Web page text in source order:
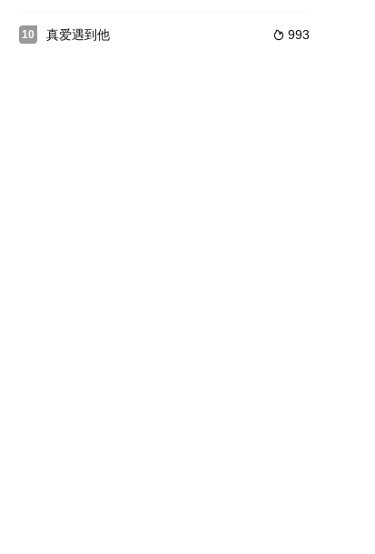
科的中央领导人李少白手下有两员
李红河（吴庆哲 饰）发现了遭残匪袭击而受伤的军医陈元地（王学兵
槃重生，借私生女桑落的身份入住程家
遇“白天人住屋，晚上鬼占房”的阴阳宅，江淮被掳走配“阴婚”。他与女
入翰林院的奇女子。十年前的她被他从
奴的属性，请求老炮儿顾炎带自己用程序员身份卧底电诈集团以求查
10  993
真爱遇到他